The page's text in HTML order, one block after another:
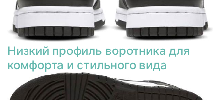
Низкий профиль воротника для
комфорта и стильного вида